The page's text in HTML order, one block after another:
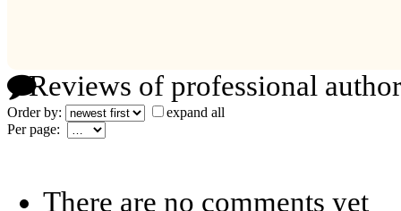
Reviews of professional
Order by:
expand all
Per page:
There are no comments yet